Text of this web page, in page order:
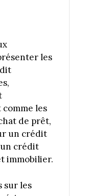
les
les
de prêt,
un crédit
crédit
immobilier.
sur les